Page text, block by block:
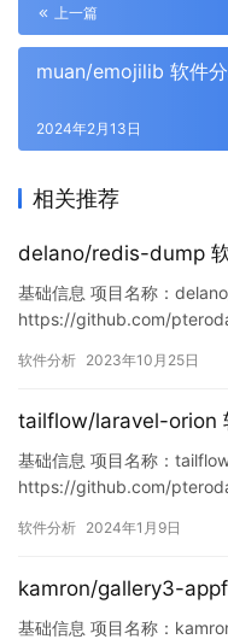
上一篇
muan/emojilib 软件
2024年2月13日
相关推荐
delano/redis-dump
基础信息 项目名称：
https://github.com/
8400/
软件分析 2023年10月25日
tailflow/laravel-orion
基础信息 项目名称：
https://github.com/
36768/
软件分析 2024年1月9日
kamron/gallery3-
基础信息 项目名称：